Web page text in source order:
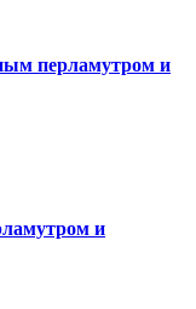
перламутром и
и